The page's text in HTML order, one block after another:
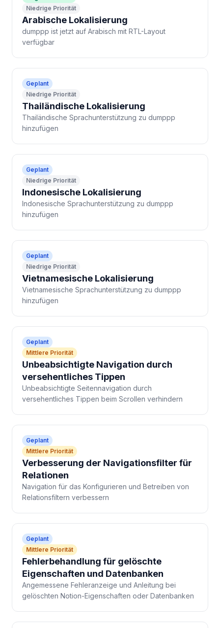
Niedrige Priorität
Arabische Lokalisierung
dumppp ist jetzt auf Arabisch mit RTL-Layout
verfügbar
Geplant
Niedrige Priorität
Thailändische Lokalisierung
Thailändische Sprachunterstützung zu dumppp
hinzufügen
Geplant
Niedrige Priorität
Indonesische Lokalisierung
Indonesische Sprachunterstützung zu dumppp
hinzufügen
Geplant
Niedrige Priorität
Vietnamesische Lokalisierung
Vietnamesische Sprachunterstützung zu dumppp
hinzufügen
Geplant
Mittlere Priorität
Unbeabsichtigte Navigation durch
versehentliches Tippen
Unbeabsichtigte Seitennavigation durch
versehentliches Tippen beim Scrollen verhindern
Geplant
Mittlere Priorität
Verbesserung der Navigationsfilter für
Relationen
Navigation für das Konfigurieren und Betreiben von
Relationsfiltern verbessern
Geplant
Mittlere Priorität
Fehlerbehandlung für gelöschte
Eigenschaften und Datenbanken
Angemessene Fehleranzeige und Anleitung bei
gelöschten Notion-Eigenschaften oder Datenbanken